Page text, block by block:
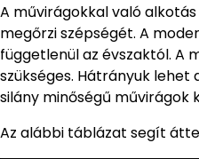
A művirágokkal való
megőrzi szépségét. A
függetlenül az évszaktól. A
szükséges. Hátrányuk lehet
silány minőségű művirágok
Az alábbi táblázat segít